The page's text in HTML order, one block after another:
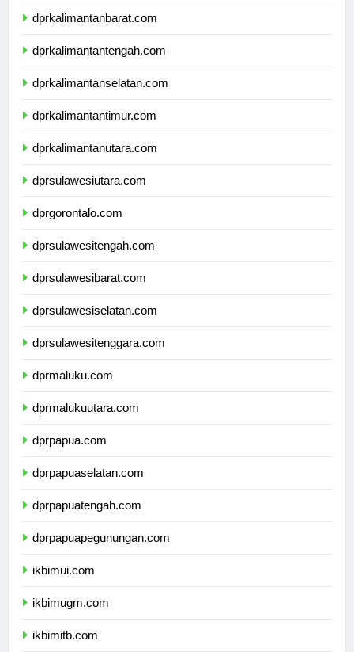
dprkalimantanbarat.com
dprkalimantantengah.com
dprkalimantanselatan.com
dprkalimantantimur.com
dprkalimantanutara.com
dprsulawesiutara.com
dprgorontalo.com
dprsulawesitengah.com
dprsulawesibarat.com
dprsulawesiselatan.com
dprsulawesitenggara.com
dprmaluku.com
dprmalukuutara.com
dprpapua.com
dprpapuaselatan.com
dprpapuatengah.com
dprpapuapegunungan.com
ikbimui.com
ikbimugm.com
ikbimitb.com